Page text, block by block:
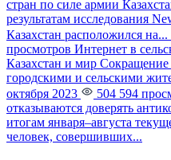
стран по силе армии
результатам исследования
Казахстан расположился на...
просмотров Интернет в
Казахстан и мир Сокращение
городскими и сельскими
октября 2023
504 594
отказываются доверять
итогам января–августа
человек, совершивших...